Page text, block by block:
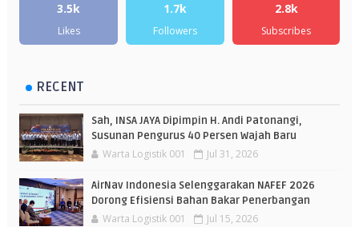
3.5k
Likes
1.7k
Followers
2.8k
Subscribes
RECENT
Sah, INSA JAYA Dipimpin H. Andi Patonangi,
Susunan Pengurus 40 Persen Wajah Baru
Warta Logistik 001 Jul 31, 2026
AirNav Indonesia Selenggarakan NAFEF 2026
Dorong Efisiensi Bahan Bakar Penerbangan
Warta Logistik 001 Jul 15, 2026